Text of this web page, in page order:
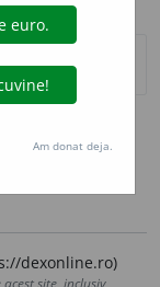
dexonline.ro)
site, inclusiv
Am donat deja.